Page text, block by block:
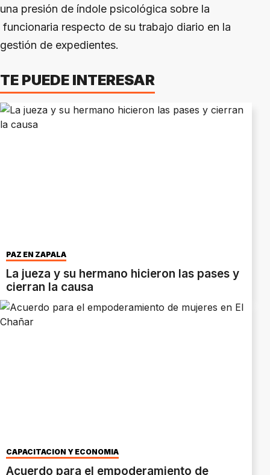
una presión de índole psicológica sobre la
funcionaria respecto de su trabajo diario en la
gestión de expedientes.
TE PUEDE INTERESAR
PAZ EN ZAPALA
La jueza y su hermano hicieron las pases y
cierran la causa
CAPACITACIÓN Y ECONOMÍA
Acuerdo para el empoderamiento de